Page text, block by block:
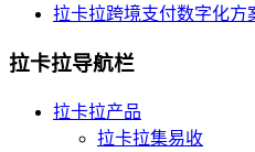
拉卡拉跨境支付数字化方
拉卡拉导航栏
拉卡拉产品
拉卡拉集易收